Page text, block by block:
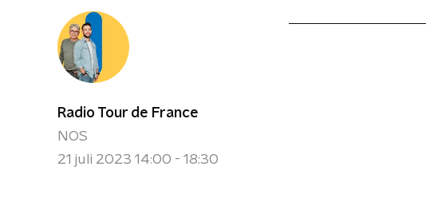
Radio Tour de France
NOS
21 juli 2023 14:00 - 18:30